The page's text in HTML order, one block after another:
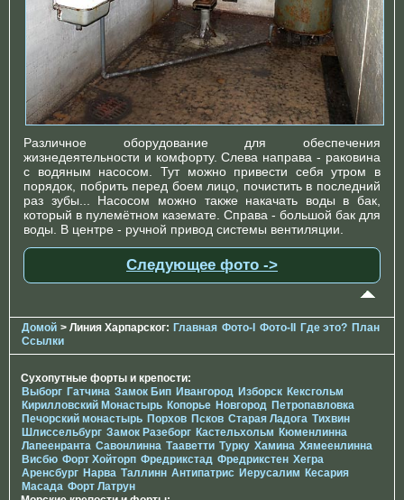
Различное оборудование для обеспечения
жизнедеятельности и комфорту. Слева направа - раковина
с водяным насосом. Тут можно привести себя утром в
порядок, побрить перед боем лицо, почистить в последний
раз зубы... Насосом можно также накачать воды в бак,
который в пулемётном каземате. Справа - большой бак для
воды. В центре - ручной привод системы вентиляции.
Следующее фото ->
Домой > Линия Харпарског: Главная Фото-I Фото-II Где это? План
Ссылки
Сухопутные форты и крепости:
Выборг Гатчина Замок Бип Ивангород Изборск Кексгольм
Кирилловский Монастырь Копорье Новгород Петропавловка
Печорcкий монастырь Порхов Псков Старая Ладога Тихвин
Шлиссельбург Замок Разеборг Кастельхольм Кюменлинна
Лапеенранта Савонлинна Тааветти Турку Хамина Хямеенлинна
Висбю Форт Хойторп Фредрикстад Фредрикстен Хегра
Аренсбург Нарва Таллинн Антипатрис Иерусалим Кесария
Масада Форт Латрун